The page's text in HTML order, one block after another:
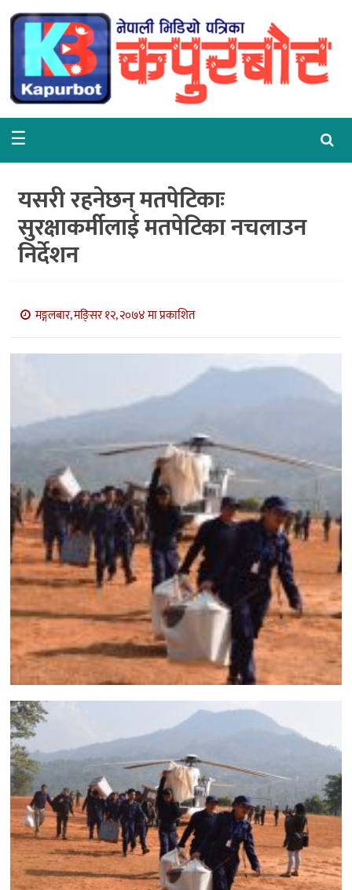
गृहपृष्ठ
समाचार
राजनीति
वरपर
शिक्षा
आर्थिक
अन्तर्वार्ता
मनोरञ्जन
प्रविधि
भिडियो
☰
यसरी रहनेछन् मतपेटिकाः
सुरक्षाकर्मीलाई मतपेटिका नचलाउन
निर्देशन
मङ्गलबार, मङि्सर १२, २०७४ मा प्रकाशित